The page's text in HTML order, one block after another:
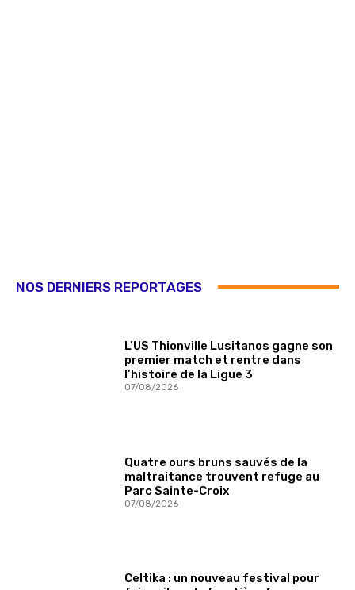
NOS DERNIERS REPORTAGES
L’US Thionville Lusitanos gagne son
premier match et rentre dans
l’histoire de la Ligue 3
07/08/2026
Quatre ours bruns sauvés de la
maltraitance trouvent refuge au
Parc Sainte-Croix
07/08/2026
Celtika : un nouveau festival pour